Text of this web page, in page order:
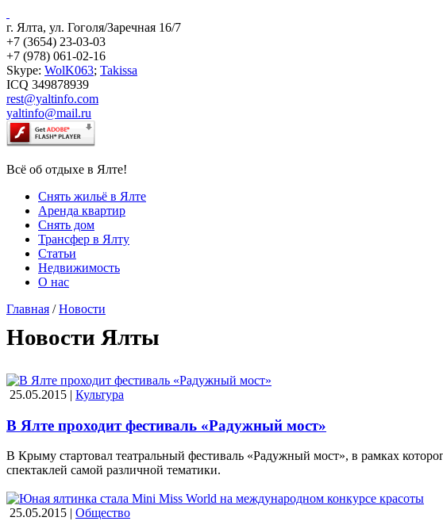
г. Ялта, ул. Гоголя/Заречная 16/7
+7 (3654) 23-03-03
+7 (978) 061-02-16
Skype: WolK063; Takissa
ICQ 349878939
rest@yaltinfo.com
yaltinfo@mail.ru
Всё об отдыхе в Ялте!
Снять жильё в Ялте
Аренда квартир
Снять дом
Трансфер в Ялту
Статьи
Недвижимость
О нас
Главная /Новости
Новости Ялты
25.05.2015 | Культура
В Ялте проходит фестиваль «Радужный мост»
В Крыму стартовал театральный фестиваль «Радужный мост», в рамках
спектаклей самой различной тематики.
25.05.2015 | Общество